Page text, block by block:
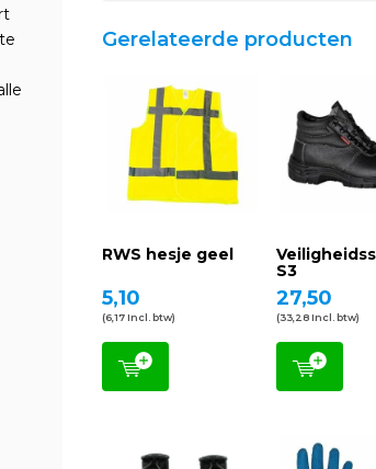
Gerelateerde producten
RWS hesje geel
5,10
(6,17 Incl. btw)
S3
27,50
(33,28 Incl. btw)